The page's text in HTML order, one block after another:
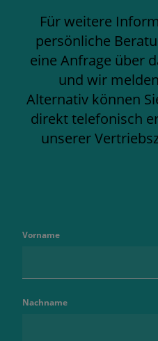
Für weitere
persönliche
eine Anfrage über
und wir
Alternativ können
direkt telefonisch
unserer
Vorname
Nachname